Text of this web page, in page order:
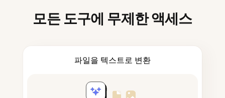
모든 도구에 무제한 액세스
파일을 텍스트로 변환